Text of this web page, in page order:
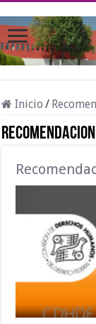
Inicio /